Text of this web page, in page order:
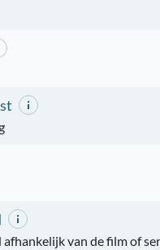
van de film of